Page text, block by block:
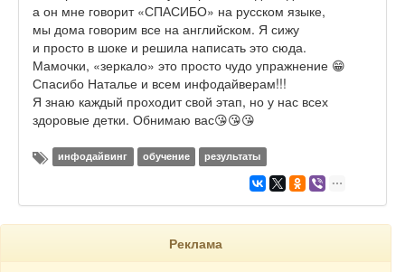
а он мне говорит «СПАСИБО» на русском языке,
мы дома говорим все на английском. Я сижу
и просто в шоке и решила написать это сюда.
Мамочки, «зеркало» это просто чудо упражнение 😁
Спасибо Наталье и всем инфодайверам!!!
Я знаю каждый проходит свой этап, но у нас всех
здоровые детки. Обнимаю вас😘😘😘
инфодайвинг обучение результаты
Реклама